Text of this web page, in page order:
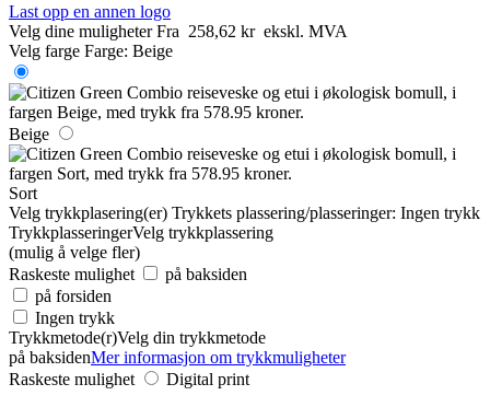
Last opp en annen logo
Velg dine muligheter Fra 258,62 kr ekskl. MVA
Velg farge Farge: Beige
Beige
Sort
Velg trykkplasering(er) Trykkets plassering/plasseringer: Ingen trykk
TrykkplasseringerVelg trykkplassering
(mulig å velge fler)
Raskeste mulighet
på baksiden
på forsiden
Ingen trykk
Trykkmetode(r)Velg din trykkmetode
på baksidenMer informasjon om trykkmuligheter
Raskeste mulighet
Digital print